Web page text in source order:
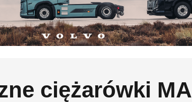
ciężarówki